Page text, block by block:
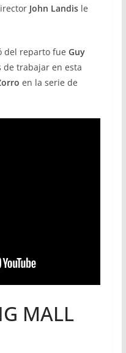
John Landisle
del reparto fue Guy
de trabajar en esta
en la serie de
MALL